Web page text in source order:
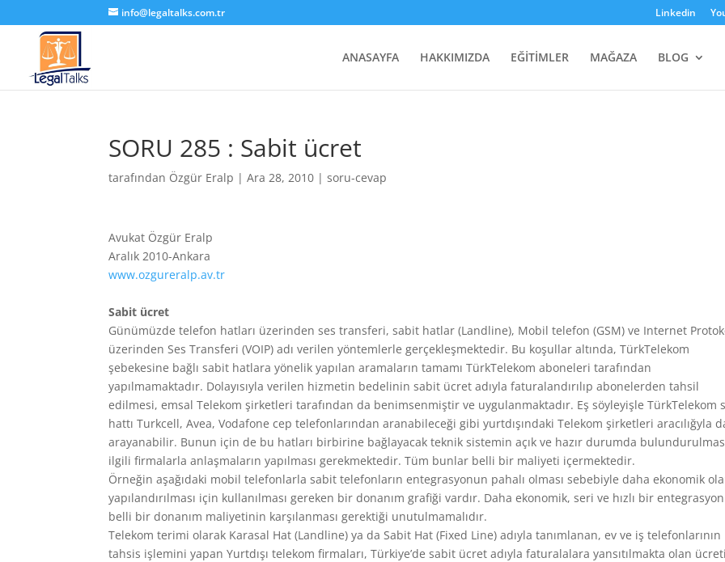
info@legaltalks.com.tr Linkedin
ANASAYFA HAKKIMIZDA EĞİTİMLER MAĞAZA BLOG
SORU 285 : Sabit ücret
tarafından Özgür Eralp |Ara 28, 2010 |soru-cevap
Avukat Özgür Eralp
Aralık 2010-Ankara
www.ozgureralp.av.tr
Sabit ücret
Günümüzde telefon hatları üzerinden ses transferi, sabit hatlar (Landline), Mobil telefon (GSM) ve Internet
üzerinden Ses Transferi (VOIP) adı verilen yöntemlerle gerçekleşmektedir. Bu koşullar altında, TürkTelekom
şebekesine bağlı sabit hatlara yönelik yapılan aramaların tamamı TürkTelekom aboneleri tarafından
yapılmamaktadır. Dolayısıyla verilen hizmetin bedelinin sabit ücret adıyla faturalandırılıp abonelerden tahsil
edilmesi, emsal Telekom şirketleri tarafından da benimsenmiştir ve uygulanmaktadır. Eş söyleyişle TürkTelekom
hattı Turkcell, Avea, Vodafone cep telefonlarından aranabileceği gibi yurtdışındaki Telekom şirketleri aracılığyla
arayanabilir. Bunun için de bu hatları birbirine bağlayacak teknik sistemin açık ve hazır durumda
ilgili firmalarla anlaşmaların yapılması gerekmektedir. Tüm bunlar belli bir maliyeti içermektedir.
Örneğin aşağıdaki mobil telefonlarla sabit telefonların entegrasyonun pahalı olması sebebiyle daha ekonomik
yapılandırılması için kullanılması gereken bir donanım grafiği vardır. Daha ekonomik, seri ve hızlı bir
belli bir donanım maliyetinin karşılanması gerektiği unutulmamalıdır.
Telekom terimi olarak Karasal Hat (Landline) ya da Sabit Hat (Fixed Line) adıyla tanımlanan, ev ve iş telefonlarının
tahsis işlemini yapan Yurtdışı telekom firmaları, Türkiye’de sabit ücret adıyla faturalalara yansıtılmakta olan